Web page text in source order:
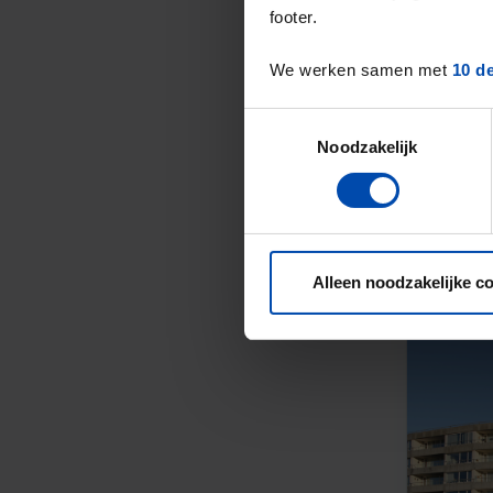
footer.
We werken samen met 10
Noodzakelijk
Alleen noodzakelijke